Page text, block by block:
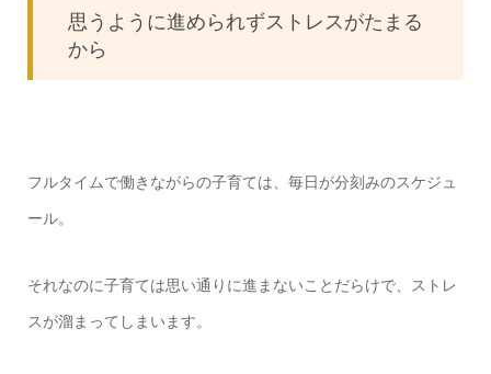
思うように進められずストレスがたまる
から
フルタイムで働きながらの子育ては、毎日が分刻みのスケジュ
ール。
それなのに子育ては思い通りに進まないことだらけで、ストレ
スが溜まってしまいます。